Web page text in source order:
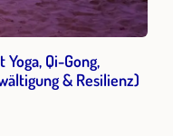
Qi-Gong,
& Resilienz)